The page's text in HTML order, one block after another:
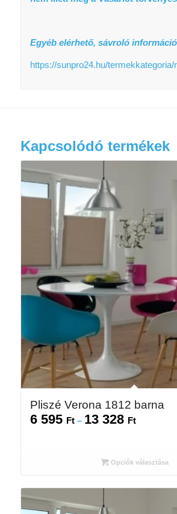
Egyéb elérhető, sávroló
https://sunpro24.hu/
Kapcsolódó termékek
Pliszé Verona 1812 barna
6 595 Ft – 13 328 Ft
-
328 Ft
Opciók választása